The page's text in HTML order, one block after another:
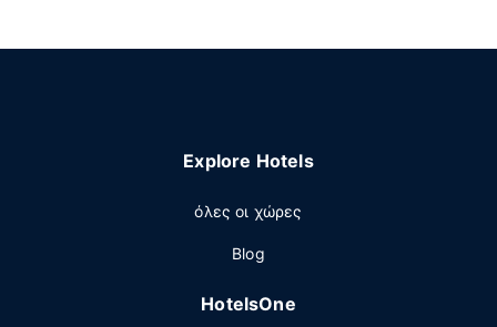
Explore Hotels
όλες οι χώρες
Blog
HotelsOne